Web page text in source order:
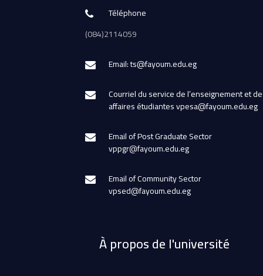
Téléphone
(084)2114059
Email: ts@fayoum.edu.eg
Courriel du service de l’enseignement et
affaires étudiantes vpesa@fayoum.edu.eg
Email of Post Graduate Sector
vppgr@fayoum.edu.eg
Email of Community Sector
vpsed@fayoum.edu.eg
À propos de l'université